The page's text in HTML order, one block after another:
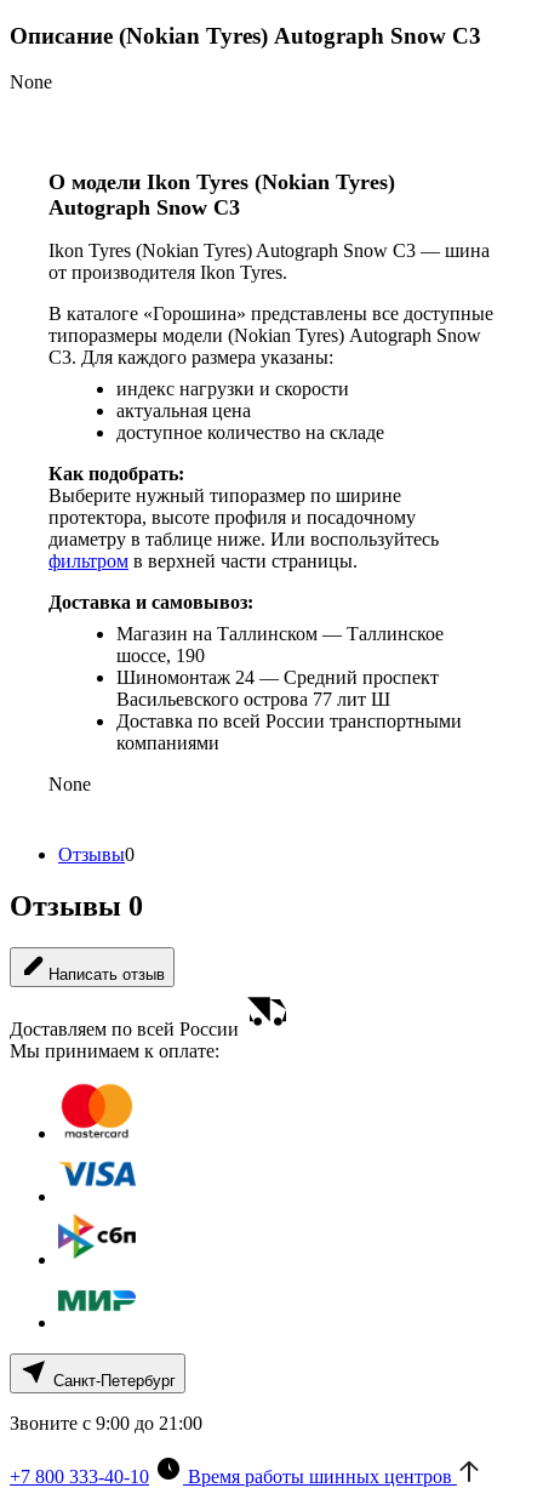
Описание (Nokian Tyres) Autograph Snow C3
None
О модели Ikon Tyres (Nokian Tyres)
Autograph Snow C3
Ikon Tyres (Nokian Tyres) Autograph Snow C3 — шина
от производителя Ikon Tyres.
В каталоге «Горошина» представлены все доступные
типоразмеры модели (Nokian Tyres) Autograph Snow
C3. Для каждого размера указаны:
индекс нагрузки и скорости
актуальная цена
доступное количество на складе
Как подобрать:
Выберите нужный типоразмер по ширине
протектора, высоте профиля и посадочному
диаметру в таблице ниже. Или воспользуйтесь
фильтром в верхней части страницы.
Доставка и самовывоз:
Магазин на Таллинском — Таллинское
шоссе, 190
Шиномонтаж 24 — Средний проспект
Васильевского острова 77 лит Ш
Доставка по всей России транспортными
компаниями
None
Отзывы0
Отзывы 0
Написать отзыв
Доставляем по всей России
Мы принимаем к оплате:
Санкт-Петербург
Звоните с 9:00 до 21:00
+7 800 333-40-10
Время работы шинных центров